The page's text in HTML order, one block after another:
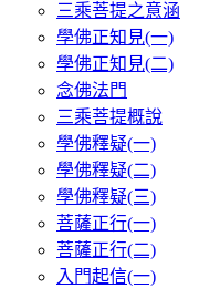
三乘菩提之意涵
學佛正知見(一)
學佛正知見(二)
念佛法門
三乘菩提概說
學佛釋疑(一)
學佛釋疑(二)
學佛釋疑(三)
菩薩正行(一)
菩薩正行(二)
入門起信(一)